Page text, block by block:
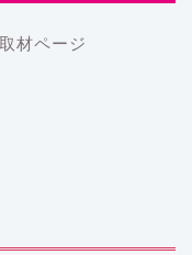
材ページ